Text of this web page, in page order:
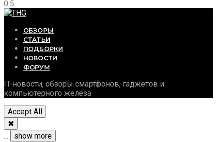
ОБЗОРЫ
СТАТЬИ
ПОДБОРКИ
НОВОСТИ
ФОРУМ
IT-новости, обзоры смартфонов, гаджетов и
компьютерного железа
Accept All
✖
...
show more